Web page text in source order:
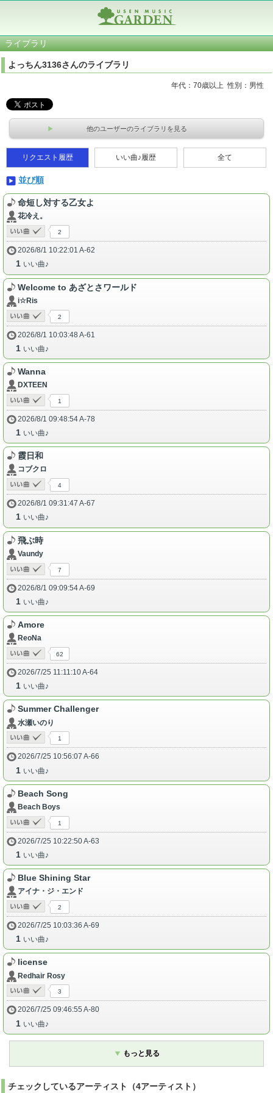
ライブラリ
よっちん3136さんのライブラリ
年代：70歳以上 性別：男性
他のユーザーのライブラリを見る
リクエスト履歴 いい曲♪履歴 全て
並び順
命短し対する乙女よ
花冷え。
2
2026/8/1 10:22:01 A-62
1 いい曲♪
Welcome to あざとさワールド
i☆Ris
2
2026/8/1 10:03:48 A-61
1 いい曲♪
Wanna
DXTEEN
1
2026/8/1 09:48:54 A-78
1 いい曲♪
霞日和
コブクロ
4
2026/8/1 09:31:47 A-67
1 いい曲♪
飛ぶ時
Vaundy
7
2026/8/1 09:09:54 A-69
1 いい曲♪
Amore
ReoNa
62
2026/7/25 11:11:10 A-64
1 いい曲♪
Summer Challenger
水瀬いのり
1
2026/7/25 10:56:07 A-66
1 いい曲♪
Beach Song
Beach Boys
1
2026/7/25 10:22:50 A-63
1 いい曲♪
Blue Shining Star
アイナ・ジ・エンド
2
2026/7/25 10:03:36 A-69
1 いい曲♪
license
Redhair Rosy
3
2026/7/25 09:46:55 A-80
1 いい曲♪
もっと見る
チェックしているアーティスト（4アーティスト）